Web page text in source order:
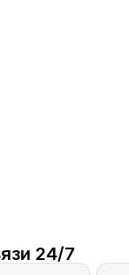
24/7